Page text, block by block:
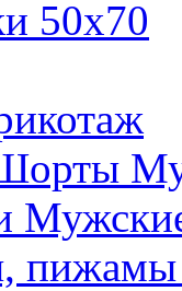
50х70
пижамы